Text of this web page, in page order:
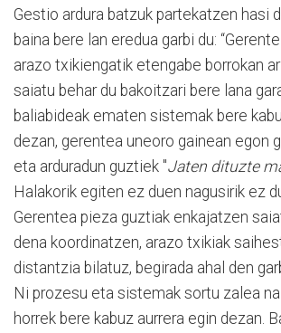
Gestio ardura batzuk partekatzen hasi
baina bere lan eredua garbi du:
arazo txikiengatik etengabe borrokan
saiatu behar du bakoitzari bere lana
baliabideak ematen sistemak bere
dezan, gerentea uneoro gainean egon
eta arduradun guztiek "Jaten dituzte
Halakorik egiten ez duen nagusirik ez
Gerentea pieza guztiak enkajatzen
dena koordinatzen, arazo txikiak
distantzia bilatuz, begirada ahal den
Ni prozesu eta sistemak sortu zalea
horrek bere kabuz aurrera egin dezan.